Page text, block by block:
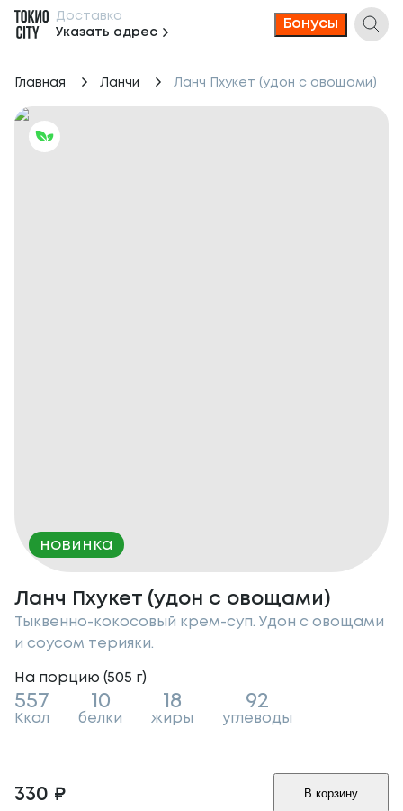
Доставка
Указать адрес
Бонусы
Главная Ланчи Ланч Пхукет (удон с овощами)
новинка
Ланч Пхукет (удон с овощами)
Тыквенно-кокосовый крем-суп. Удон с овощами
и соусом терияки.
На порцию (505 г)
557
Ккал
10
белки
18
жиры
92
углеводы
330 ₽ В корзину